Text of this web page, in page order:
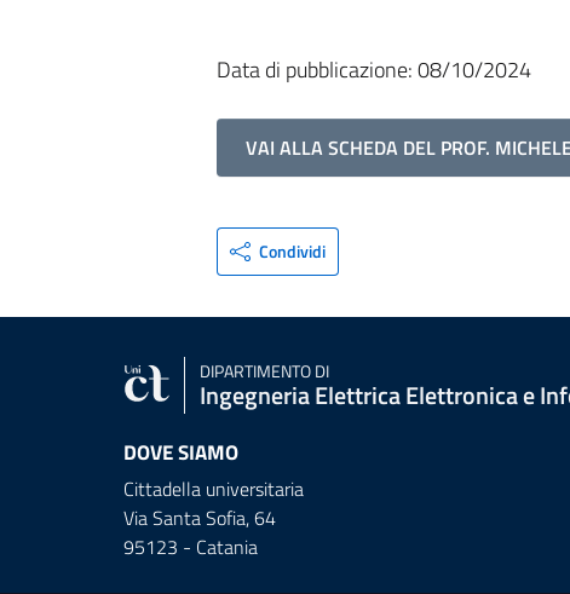
Data di pubblicazione: 08/10/2024
VAI ALLA SCHEDA DEL PROF.
Condividi
DIPARTIMENTO DI
Ingegneria Elettrica Elettronica e
DOVE SIAMO
Cittadella universitaria
Via Santa Sofia, 64
95123 - Catania